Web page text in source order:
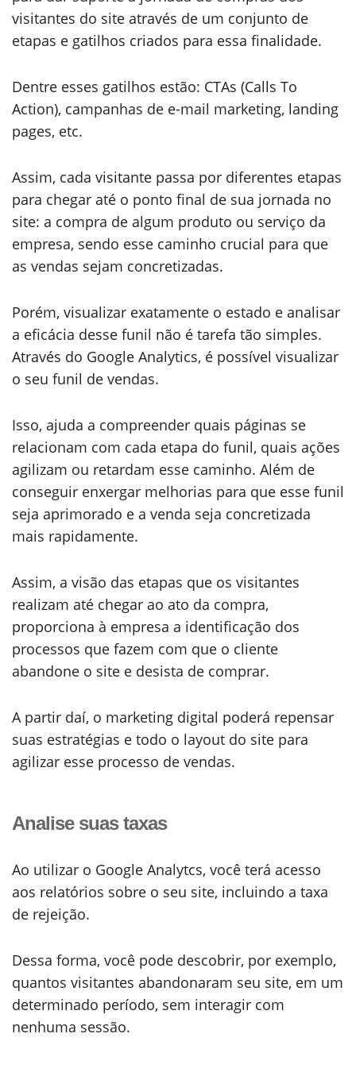
visitantes do site através de um conjunto de
etapas e gatilhos criados para essa finalidade.
Dentre esses gatilhos estão: CTAs (Calls To
Action), campanhas de e-mail marketing, landing
pages, etc.
Assim, cada visitante passa por diferentes etapas
para chegar até o ponto final de sua jornada no
site: a compra de algum produto ou serviço da
empresa, sendo esse caminho crucial para que
as vendas sejam concretizadas.
Porém, visualizar exatamente o estado e analisar
a eficácia desse funil não é tarefa tão simples.
Através do Google Analytics, é possível visualizar
o seu funil de vendas.
Isso, ajuda a compreender quais páginas se
relacionam com cada etapa do funil, quais ações
agilizam ou retardam esse caminho. Além de
conseguir enxergar melhorias para que esse funil
seja aprimorado e a venda seja concretizada
mais rapidamente.
Assim, a visão das etapas que os visitantes
realizam até chegar ao ato da compra,
proporciona à empresa a identificação dos
processos que fazem com que o cliente
abandone o site e desista de comprar.
A partir daí, o marketing digital poderá repensar
suas estratégias e todo o layout do site para
agilizar esse processo de vendas.
Analise suas taxas
Ao utilizar o Google Analytcs, você terá acesso
aos relatórios sobre o seu site, incluindo a taxa
de rejeição.
Dessa forma, você pode descobrir, por exemplo,
quantos visitantes abandonaram seu site, em um
determinado período, sem interagir com
nenhuma sessão.